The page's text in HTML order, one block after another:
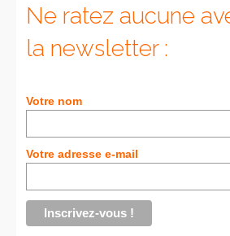
JAPON
– Osaka
PORTUGAL
USA
VIETNAM
Ne ratez aucune
la newsletter :
Votre nom
Votre adresse e-mail